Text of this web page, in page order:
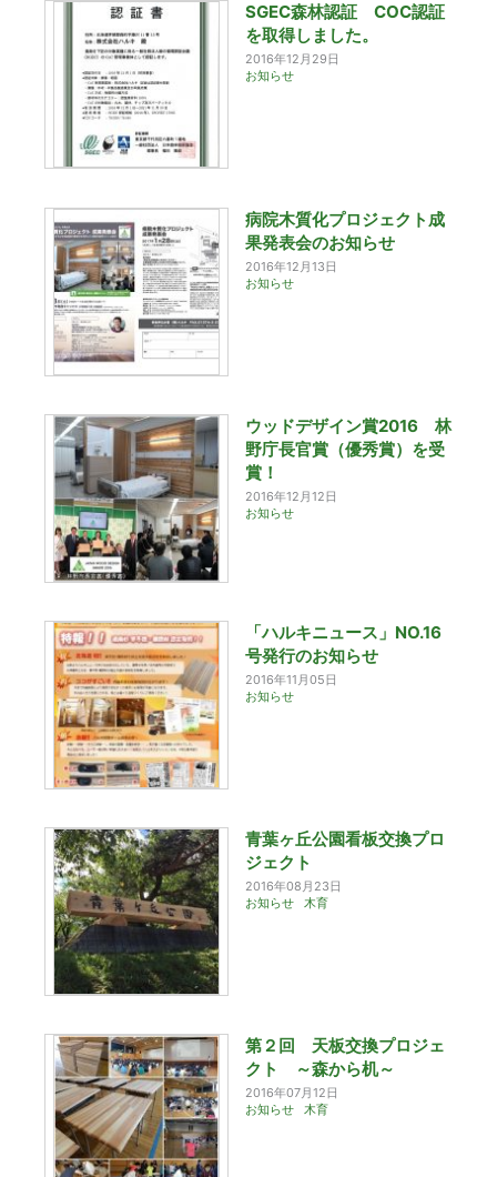
SGEC森林認証 COC認証
を取得しました。
2016年12月29日
お知らせ
病院木質化プロジェクト成
果発表会のお知らせ
2016年12月13日
お知らせ
ウッドデザイン賞2016 林
野庁長官賞（優秀賞）を受
賞！
2016年12月12日
お知らせ
「ハルキニュース」NO.16
号発行のお知らせ
2016年11月05日
お知らせ
青葉ヶ丘公園看板交換プロ
ジェクト
2016年08月23日
お知らせ
木育
第２回 天板交換プロジェ
クト ～森から机～
2016年07月12日
お知らせ
木育